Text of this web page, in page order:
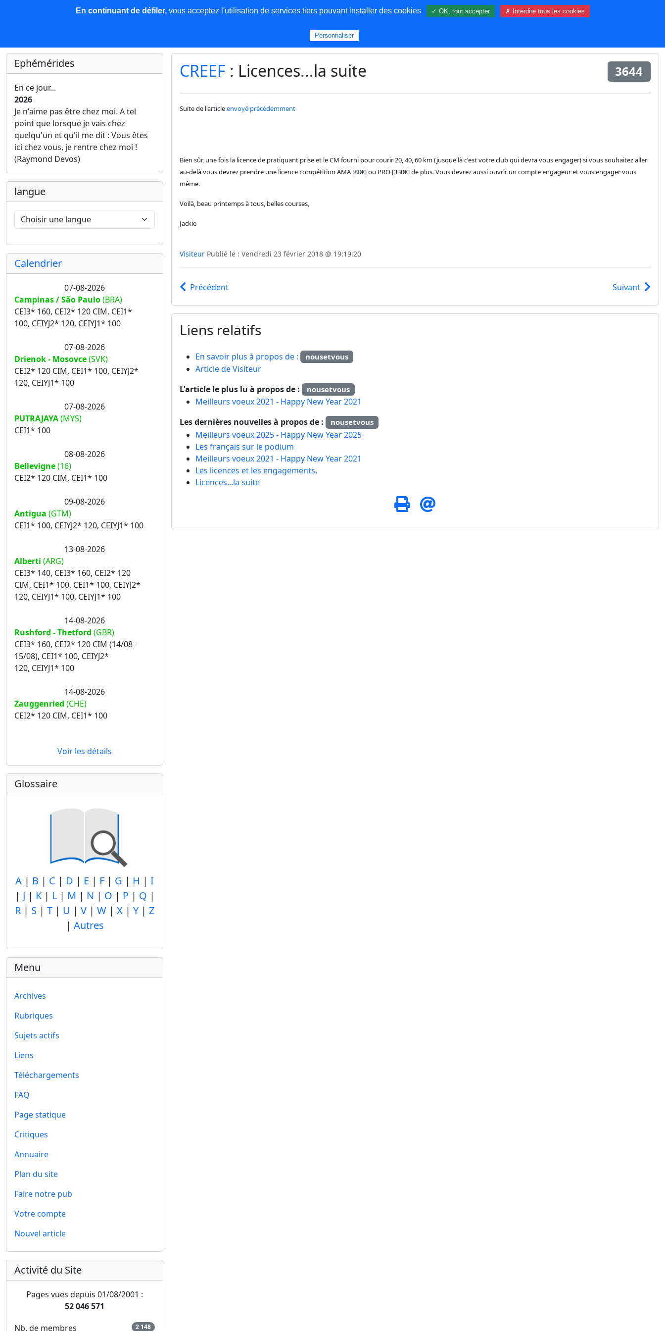
Les nouvelles Base de données Plus
Ephémérides
En ce jour...
2026
Je n'aime pas être chez moi. A tel
point que lorsque je vais chez
quelqu'un et qu'il me dit : Vous êtes
ici chez vous, je rentre chez moi !
(Raymond Devos)
langue
Calendrier
07-08-2026
Campinas / São Paulo(BRA)
CEI3* 160, CEI2* 120 CIM, CEI1*
100, CEIYJ2* 120, CEIYJ1* 100
07-08-2026
Drienok - Mosovce(SVK)
CEI2* 120 CIM, CEI1* 100, CEIYJ2*
120, CEIYJ1* 100
07-08-2026
PUTRAJAYA(MYS)
CEI1* 100
08-08-2026
Bellevigne(16)
CEI2* 120 CIM, CEI1* 100
09-08-2026
Antigua (GTM)
CEI1* 100, CEIYJ2* 120, CEIYJ1* 100
13-08-2026
Alberti (ARG)
CEI3* 140, CEI3* 160, CEI2* 120
CIM, CEI1* 100, CEI1* 100, CEIYJ2*
120, CEIYJ1* 100, CEIYJ1* 100
14-08-2026
Rushford - Thetford (GBR)
CEI3* 160, CEI2* 120 CIM (14/08 -
15/08), CEI1* 100, CEIYJ2*
120, CEIYJ1* 100
14-08-2026
Zauggenried (CHE)
CEI2* 120 CIM, CEI1* 100
Voir les détails
Glossaire
A | B | C | D | E | F | G | H | I
| J | K| L| M | N | O | P | Q |
R | S | T | U | V | W | X | Y | Z
| Autres
Menu
Archives
Rubriques
Sujets actifs
Liens
Téléchargements
FAQ
Page statique
Critiques
Annuaire
Plan du site
Faire notre pub
Votre compte
Nouvel article
Activité du Site
Pages vues depuis 01/08/2001 :
52 046 571
Nb. de membres
2 148
CREEF : Licences...la suite 3644
Suite de l'articleenvoyé précédemment
Bien sûr, une fois la licence de pratiquant prise et le CM fourni pour courir 20, 40, 60 km (jusque là c'est votre club qui devra vous engager) si vous souhaitez aller
au-delà vous devrez prendre une licence compétition AMA [80€] ou PRO [330€] de plus. Vous devrez aussi ouvrir un compte engageur et vous engager vous
même.
Voilà, beau printemps à tous, belles courses,
Jackie
Visiteur Publié le : Vendredi 23 février 2018 @ 19:19:20
Précédent Suivant
Liens relatifs
En savoir plus à propos de : nousetvous
Article de Visiteur
L'article le plus lu à propos de :
nousetvous
Meilleurs voeux 2021 - Happy New Year 2021
Les dernières nouvelles à propos de :
nousetvous
Meilleurs voeux 2025 - Happy New Year 2025
Les français sur le podium
Meilleurs voeux 2021 - Happy New Year 2021
Les licences et les engagements,
Licences...la suite
En continuant de défiler,vous acceptez l'utilisation de services tiers pouvant installer des cookies ✓ OK, tout accepter ✗ Interdire tous les cookies
Personnaliser